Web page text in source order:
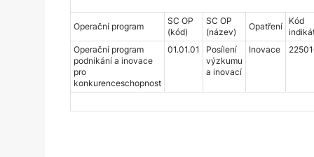
Operační program
SC OP
(kód)
SC OP
(název)
Opatření
Kód
Operační program
podnikání a inovace
pro
konkurenceschopnost
01.01.01
Posílení
výzkumu
a inovací
Inovace